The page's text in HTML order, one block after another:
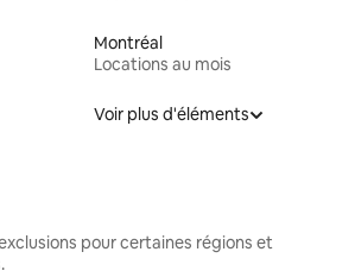
Montréal
Locations au mois
Voir plus d'éléments
pour certaines régions et